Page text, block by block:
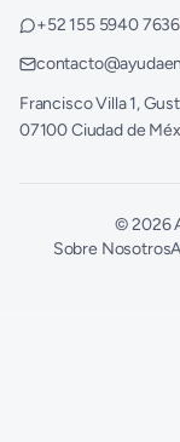
+52 155 5940 7636
Francisco Villa 1,
07100 Ciudad de
©2026
Sobre Nosotros